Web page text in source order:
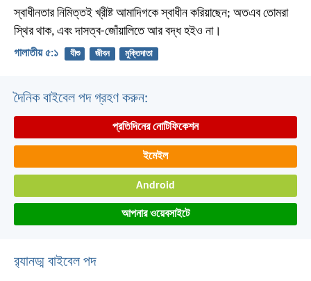
স্বাধীনতার নিমিত্তই খ্রীষ্ট আমাদিগকে স্বাধীন করিয়াছেন; অতএব তোমরা
স্থির থাক, এবং দাসত্ব-জোঁয়ালিতে আর বদ্ধ হইও না।
গালাতীয় ৫:১ যীশু জীবন মুক্তিদাতা
দৈনিক বাইবেল পদ গ্রহণ করুন:
প্রতিদিনের নোটিফিকেশন
ইমেইল
Android
আপনার ওয়েবসাইটে
র‌্যানড্ম বাইবেল পদ